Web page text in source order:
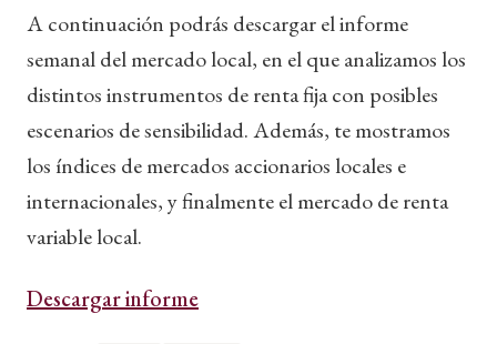
A continuación podrás descargar el informe
semanal del mercado local, en el que analizamos los
distintos instrumentos de renta fija con posibles
escenarios de sensibilidad. Además, te mostramos
los índices de mercados accionarios locales e
internacionales, y finalmente el mercado de renta
variable local.
Descargar informe